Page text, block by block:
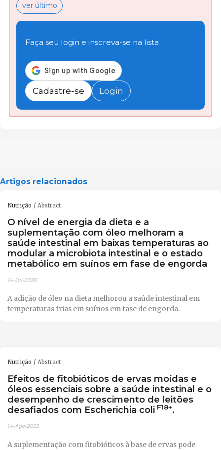
ver último
Faça seu login e inscreva-se na lista
Cadastre-se Login
Artigos relacionados
Nutrição Abstract
O nível de energia da dieta e a
suplementação com óleo melhoram a
saúde intestinal em baixas temperaturas ao
modular a microbiota intestinal e o estado
metabólico em suínos em fase de engorda
14-Jul-2026
A adição de óleo na dieta melhorou a saúde intestinal em
temperaturas frias em suínos em fase de engorda.
Nutrição Abstract
Efeitos de fitobióticos de ervas moídas e
óleos essenciais sobre a saúde intestinal e o
desempenho de crescimento de leitões
desafiados com Escherichia coli F18+.
14-Ago-2025
A suplementação com fitobióticos à base de ervas pode